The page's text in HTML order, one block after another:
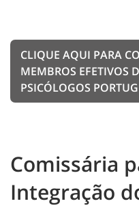
CLIQUE AQUI PARA
MEMBROS EFETIVOS
PSICÓLOGOS
Comissária
Integração